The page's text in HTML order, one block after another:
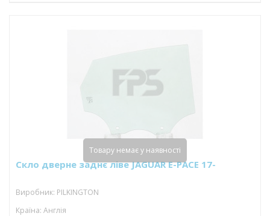
Скло дверне заднє ліве JAGUAR E-PACE 17-
Виробник: PILKINGTON
Країна: Англія
Товару немає у наявності